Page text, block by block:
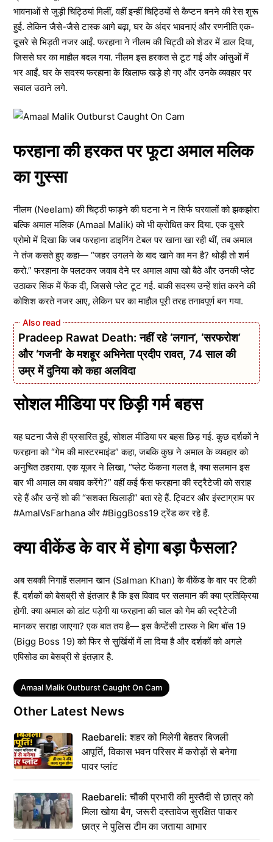
भावनाओं से जुड़ी चिट्ठियां मिलीं, वहीं इन्हीं चिट्ठियों से कैप्टन बनने की रेस शुरू
हुई. लेकिन जैसे-जैसे टास्क आगे बढ़ा, घर के अंदर भावनाएं और रणनीति एक-
दूसरे से भिड़ती नजर आईं. फरहाना ने नीलम की चिट्ठी को शेडर में डाल दिया,
जिससे घर का माहौल बदल गया. नीलम इस हरकत से टूट गईं और आंसुओं में
भर आईं. घर के सदस्य फरहाना के खिलाफ खड़े हो गए और उनके व्यवहार पर
सवाल उठाने लगे.
फरहाना की हरकत पर फूटा अमाल मलिक
का गुस्सा
नीलम (Neelam) की चिट्ठी फाड़ने की घटना ने न सिर्फ घरवालों को झकझोरा
बल्कि अमाल मलिक (Amaal Malik) को भी क्रोधित कर दिया. एक दूसरे
प्रोमो में दिखा कि जब फरहाना डाइनिंग टेबल पर खाना खा रही थीं, तब अमाल
ने तंज कसते हुए कहा— “जहर उगलने के बाद खाने का मन है? थोड़ी तो शर्म
करो.” फरहाना के पलटकर जवाब देने पर अमाल आपा खो बैठे और उनकी प्लेट
उठाकर सिंक में फेंक दी, जिससे प्लेट टूट गई. बाकी सदस्य उन्हें शांत करने की
कोशिश करते नजर आए, लेकिन घर का माहौल पूरी तरह तनावपूर्ण बन गया.
Pradeep Rawat Death: नहीं रहे ‘लगान’, ‘सरफरोश’
और ‘गजनी’ के मशहूर अभिनेता प्रदीप रावत, 74 साल की
उम्र में दुनिया को कहा अलविदा
सोशल मीडिया पर छिड़ी गर्म बहस
यह घटना जैसे ही प्रसारित हुई, सोशल मीडिया पर बहस छिड़ गई. कुछ दर्शकों ने
फरहाना को “गेम की मास्टरमाइंड” कहा, जबकि कुछ ने अमाल के व्यवहार को
अनुचित ठहराया. एक यूजर ने लिखा, “प्लेट फेंकना गलत है, क्या सलमान इस
बार भी अमाल का बचाव करेंगे?” वहीं कई फैंस फरहाना की स्ट्रैटेजी को सराह
रहे हैं और उन्हें शो की “सशक्त खिलाड़ी” बता रहे हैं. ट्विटर और इंस्टाग्राम पर
#AmalVsFarhana और #BiggBoss19 ट्रेंड कर रहे हैं.
क्या वीकेंड के वार में होगा बड़ा फैसला?
अब सबकी निगाहें सलमान खान (Salman Khan) के वीकेंड के वार पर टिकी
हैं. दर्शकों को बेसब्री से इंतज़ार है कि इस विवाद पर सलमान की क्या प्रतिक्रिया
होगी. क्या अमाल को डांट पड़ेगी या फरहाना की चाल को गेम की स्ट्रैटेजी
मानकर सराहा जाएगा? एक बात तय है— इस कैप्टेंसी टास्क ने बिग बॉस 19
(Bigg Boss 19) को फिर से सुर्खियों में ला दिया है और दर्शकों को अगले
एपिसोड का बेसब्री से इंतज़ार है.
Tags
Amaal Malik Outburst Caught On Cam
Other Latest News
Raebareli: शहर को मिलेगी बेहतर बिजली
आपूर्ति, विकास भवन परिसर में करोड़ों से बनेगा
पावर प्लांट
Raebareli: चौकी प्रभारी की मुस्तैदी से छात्र को
मिला खोया बैग, जरूरी दस्तावेज सुरक्षित पाकर
छात्र ने पुलिस टीम का जताया आभार